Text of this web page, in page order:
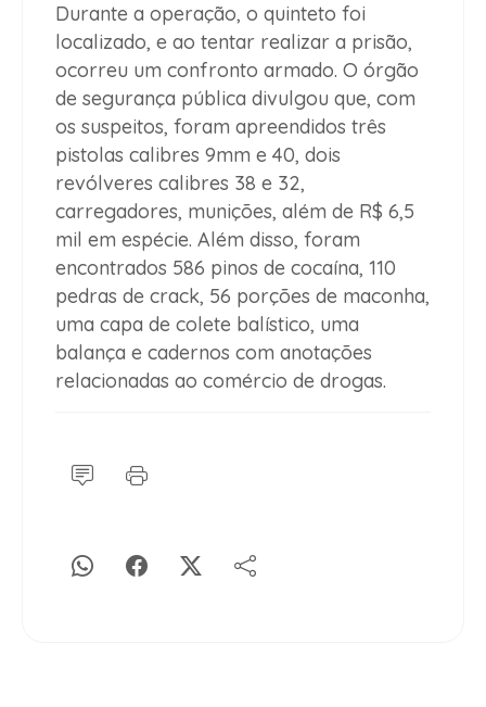
Durante a operação, o quinteto foi
localizado, e ao tentar realizar a prisão,
ocorreu um confronto armado. O órgão
de segurança pública divulgou que, com
os suspeitos, foram apreendidos três
pistolas calibres 9mm e 40, dois
revólveres calibres 38 e 32,
carregadores, munições, além de R$ 6,5
mil em espécie. Além disso, foram
encontrados 586 pinos de cocaína, 110
pedras de crack, 56 porções de maconha,
uma capa de colete balístico, uma
balança e cadernos com anotações
relacionadas ao comércio de drogas.